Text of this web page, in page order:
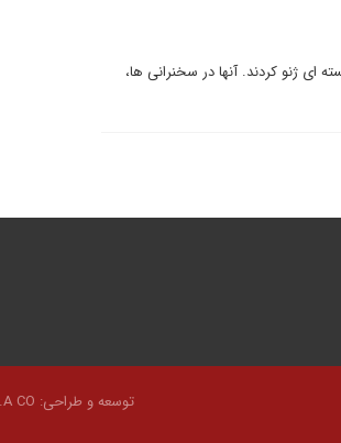
ای ژنو کردند. آنها در سخنرانی ها،
توسعه و طراحی: CO